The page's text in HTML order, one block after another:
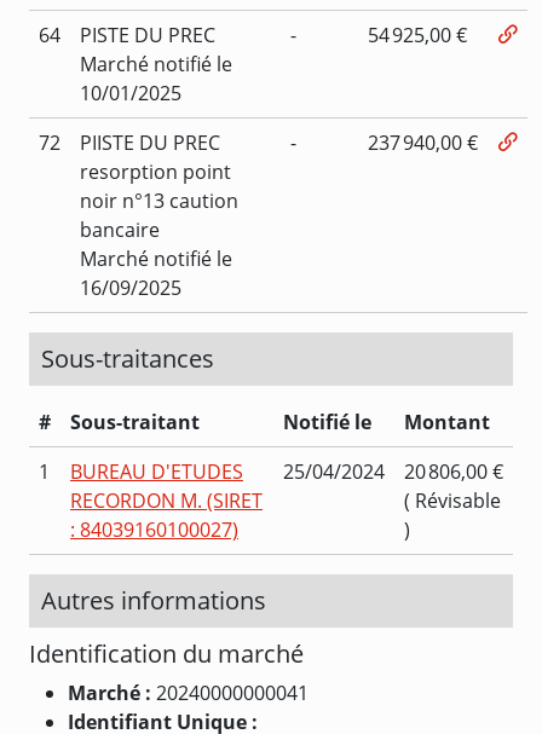
64
PISTE DU PREC
Marché notifié le
10/01/2025
- 54 925,00 €
72
PIISTE DU PREC
resorption point
noir n°13 caution
bancaire
Marché notifié le
16/09/2025
- 237 940,00 €
Sous-traitances
# Sous-traitant Notifié le
Montant
1
BUREAU D'ETUDES
RECORDON M. (SIRET
: 84039160100027)
25/04/2024
20 806,00 €
( Révisable
)
Autres informations
Identification du marché
Marché : 20240000000041
Identifiant Unique :